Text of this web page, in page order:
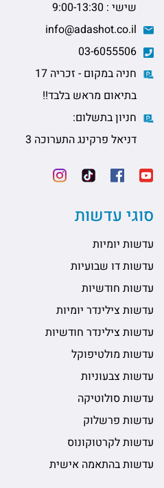
שישי : 9:00-13:30
חניה במקום - זכריה 17
בתיאום מראש בלבד!!
חניון בתשלום:
דניאל פרקינג התערוכה 3
סוגי עדשות
עדשות יומיות
עדשות דו שבועיות
עדשות חודשיות
עדשות צילינדר יומיות
עדשות צילינדר חודשיות
עדשות מולטיפוקל
עדשות צבעוניות
עדשות סולוטיקה
עדשות פרשלוק
עדשות לקרטוקונוס
עדשות בהתאמה אישית